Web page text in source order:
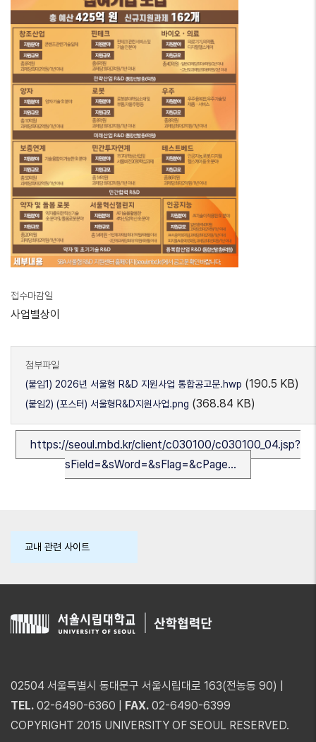
접수마감일
사업별상이
첨부파일
(붙임1) 2026년 서울형 R&D 지원사업 통합공고문.hwp (190.5 KB)
(붙임2) (포스터) 서울형R&D지원사업.png (368.84 KB)
https://seoul.rnbd.kr/client/c030100/c030100_04.jsp?
sField=&sWord=&sFlag=&cPage…
교내 관련 사이트
02504 서울특별시 동대문구 서울시립대로 163(전농동 90) |
TEL. 02-6490-6360 | FAX. 02-6490-6399
COPYRIGHT 2015 UNIVERSITY OF SEOUL RESERVED.